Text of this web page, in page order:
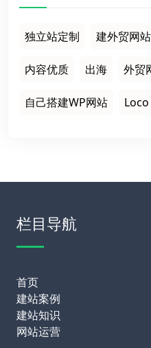
独立站定制 建外贸网站
内容优质 出海 外贸
自己搭建WP网站
栏目导航
首页
建站案例
建站知识
网站运营